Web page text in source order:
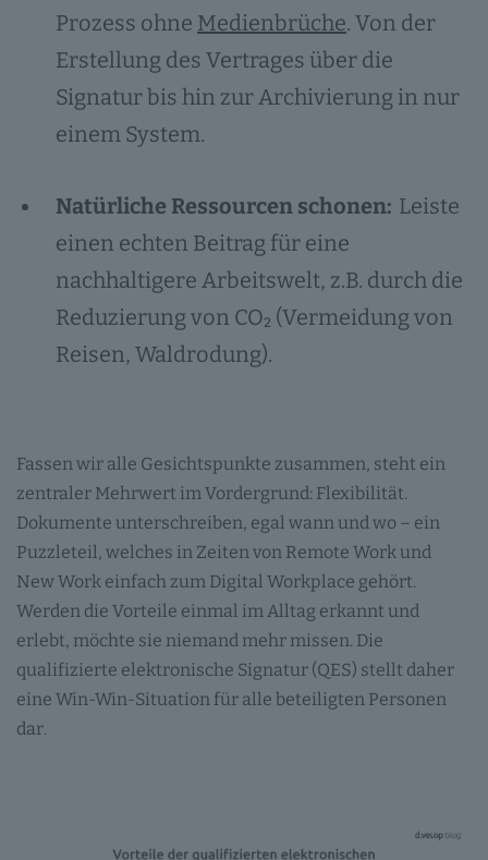
Prozess ohne Medienbrüche. Von der
Erstellung des Vertrages über die
Signatur bis hin zur Archivierung in nur
einem System.
Natürliche Ressourcen schonen: Leiste
einen echten Beitrag für eine
nachhaltigere Arbeitswelt, z.B. durch die
Reduzierung von CO₂ (Vermeidung von
Reisen, Waldrodung).
Fassen wir alle Gesichtspunkte zusammen, steht ein
zentraler Mehrwert im Vordergrund: Flexibilität.
Dokumente unterschreiben, egal wann und wo – ein
Puzzleteil, welches in Zeiten von Remote Work und
New Work einfach zum Digital Workplace gehört.
Werden die Vorteile einmal im Alltag erkannt und
erlebt, möchte sie niemand mehr missen. Die
qualifizierte elektronische Signatur (QES) stellt daher
eine Win-Win-Situation für alle beteiligten Personen
dar.